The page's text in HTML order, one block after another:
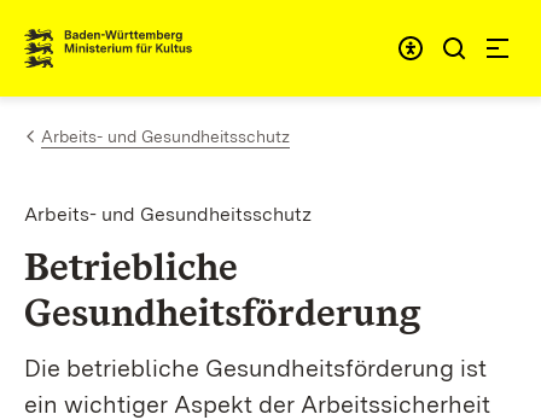
Zum Inhalt springen
Link zur Startseite
Arbeits- und Gesundheitsschutz
Arbeits- und Gesundheitsschutz
Betriebliche
Gesundheitsförderung
Die betriebliche Gesundheitsförderung ist
ein wichtiger Aspekt der Arbeitssicherheit